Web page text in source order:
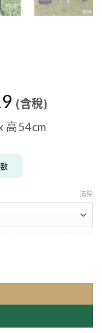
(含稅)
高54cm
清除